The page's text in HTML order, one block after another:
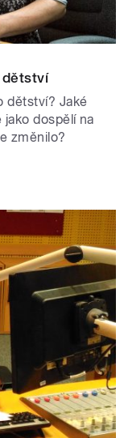
dětství
dětství? Jaké
dospělí na
změnilo?